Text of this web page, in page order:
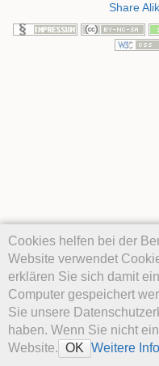
Cookies helfen bei der
Website verwendet
erklären Sie sich damit
Computer gespeichert
Sie unsere
haben. Wenn Sie nicht
Website. OK Weitere
Share